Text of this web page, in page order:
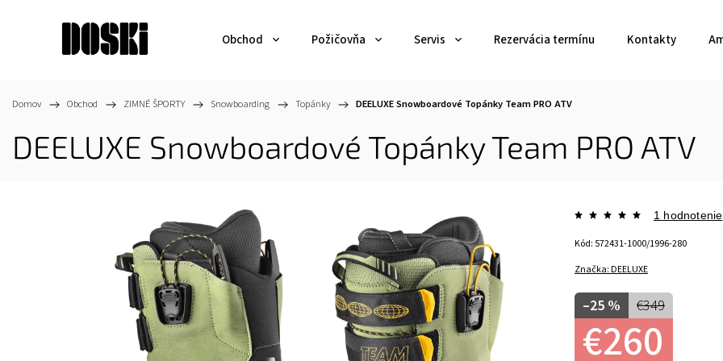
Obchod Požičovňa Servis Rezervácia termínu Kontakty
Domov / Obchod / ZIMNÉ ŠPORTY / Snowboarding / Topánky / DEELUXE Snowboardové Topánky Team PRO ATV
DEELUXE Snowboardové Topánky Team PRO ATV
Značka:DEELUXE
1 hodnotenie
€349
–25 %
€260
Kód: 572431-1000/1996-280